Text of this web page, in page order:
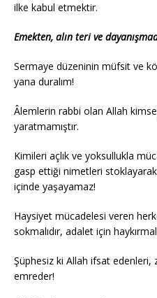
ilke kabul etmektir.
Emekten, alın teri ve
Sermaye düzeninin müfsit ve
yana duralım!
Âlemlerin rabbi olan Allah
yaratmamıştır.
Kimileri açlık ve yoksullukla
gasp ettiği nimetleri
içinde yaşayamaz!
Haysiyet mücadelesi veren
sokmalıdır, adalet için
Şüphesiz ki Allah ifsat edenleri,
emreder!